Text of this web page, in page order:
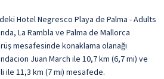
Hotel Negresco Playa de Palma - Adults
La Rambla ve Palma de Mallorca
mesafesinde konaklama olanağı
Juan March ile 10,7 km (6,7 mi) ve
ile 11,3 km (7 mi) mesafede.